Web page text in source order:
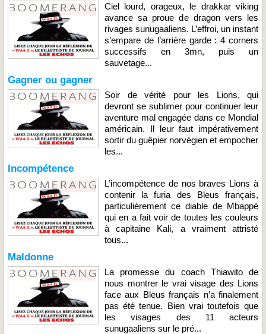
Ciel lourd, orageux, le drakkar viking
avance sa proue de dragon vers les
rivages sunugaaliens. L’effroi, un instant
s’empare de l’arrière garde : 4 corners
successifs en 3mn, puis un
sauvetage...
Gagner ou gagner
Soir de vérité pour les Lions, qui
devront se sublimer pour continuer leur
aventure mal engagée dans ce Mondial
américain. Il leur faut impérativement
sortir du guêpier norvégien et empocher
les...
Incompétence
L’incompétence de nos braves Lions à
contenir la furia des Bleus français,
particulièrement ce diable de Mbappé
qui en a fait voir de toutes les couleurs
à capitaine Kali, a vraiment attristé
tous...
Maldonne
La promesse du coach Thiawito de
nous montrer le vrai visage des Lions
face aux Bleus français n’a finalement
pas été tenue. Bien vrai toutefois que
les visages des 11 acteurs
sunugaaliens sur le pré...